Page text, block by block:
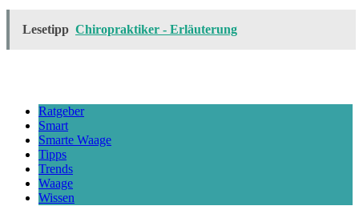
Lesetipp Chiropraktiker - Erläuterung
Ratgeber
Smart
Smarte Waage
Tipps
Trends
Waage
Wissen